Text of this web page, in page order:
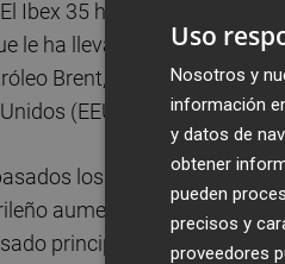
Ibex 35 ha iniciado la
le ha llevado a situarse en
Brent, que están
(EEUU) e Irán este fin
los primeros
aumentaba su alza
principalmente por
Uso
Nosotros y
información
y datos de
obtener
pueden
precisos y
proveedores